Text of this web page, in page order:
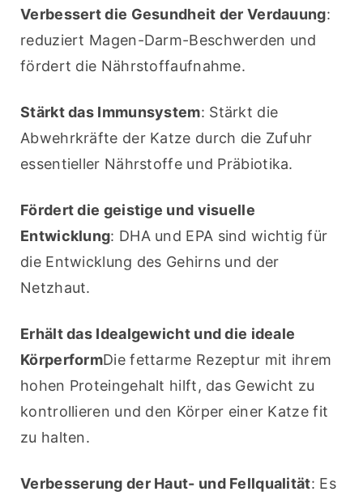
Verbessert die Gesundheit der Verdauung:
reduziert Magen-Darm-Beschwerden und
fördert die Nährstoffaufnahme.
Stärkt das Immunsystem: Stärkt die
Abwehrkräfte der Katze durch die Zufuhr
essentieller Nährstoffe und Präbiotika.
Fördert die geistige und visuelle
Entwicklung: DHA und EPA sind wichtig für
die Entwicklung des Gehirns und der
Netzhaut.
Erhält das Idealgewicht und die ideale
KörperformDie fettarme Rezeptur mit ihrem
hohen Proteingehalt hilft, das Gewicht zu
kontrollieren und den Körper einer Katze fit
zu halten.
Verbesserung der Haut- und Fellqualität: Es